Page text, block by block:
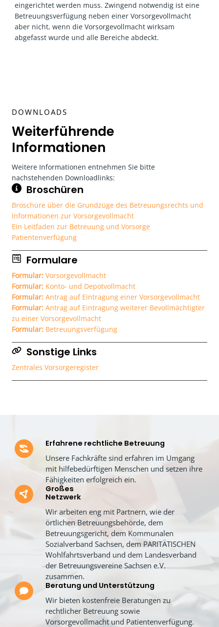
eingerichtet werden muss. Zwingend notwendig ist eine
Betreuungsverfügung neben einer Vorsorgevollmacht
aber nicht, wenn die Vorsorgevollmacht wirksam
abgefasst wurde und alle Bereiche abdeckt.
DOWNLOADS
Weiterführende
Informationen
Weitere Informationen entnehmen Sie bitte
nachstehenden Downloadlinks:
Broschüren
Broschüre über die Grundzüge des Betreuungsrechts und
Informationen zur Vorsorgevollmacht
Ein Leitfaden zur Betreuung und Vorsorge
Patientenverfügung
Formulare
Formular: Vorsorgevollmacht
Formular: Konto- und Depotvollmacht
Formular: Antrag auf Eintragung einer Vorsorgevollmacht
Formular: Antrag auf Eintragung weiterer Bevollmächtigter
zu einer Vorsorgevollmacht
Formular: Betreuungsverfügung
Sonstige Links
Zentrales Vorsorgeregister
Erfahrene rechtliche Betreuung
Unsere Fachkräfte sind erfahren im Umgang
mit hilfebedürftigen Menschen und setzen ihre
Fähigkeiten erfolgreich ein.
Großes
Netzwerk
Wir arbeiten eng mit Partnern, wie der
örtlichen Betreuungsbehörde, dem
Betreuungsgericht, dem Kommunalen
Sozialverband Sachsen, dem PARITÄTISCHEN
Wohlfahrtsverband und dem Landesverband
der Betreuungsvereine Sachsen e.V.
zusammen.
Beratung und Unterstützung
Wir bieten kostenfreie Beratungen zu
rechtlicher Betreuung sowie
Vorsorgevollmacht und Patientenverfügung.